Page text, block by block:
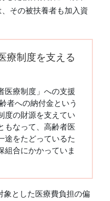
その被扶養者も加入資
療制度を支える
医療制度」への支援
者への納付金という
度の財源を支えてい
もなって、高齢者医
途をたどっているた
組合にかかっていま
とした医療費負担の偏